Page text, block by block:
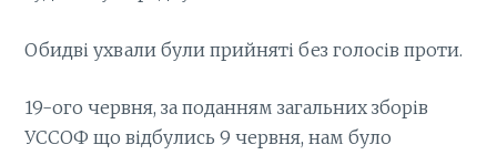
Обидві ухвали були прийняті без голосів проти.
19-ого червня, за поданням загальних зборів
УССОФ що відбулись 9 червня, нам було